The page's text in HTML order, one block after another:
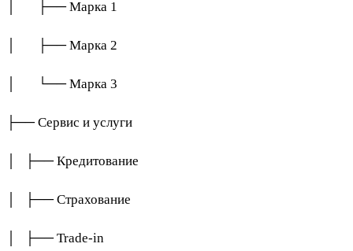
│ ├── Марка 1
│ ├── Марка 2
│ └── Марка 3
├── Сервис и услуги
│ ├── Кредитование
│ ├── Страхование
│ ├── Trade-in